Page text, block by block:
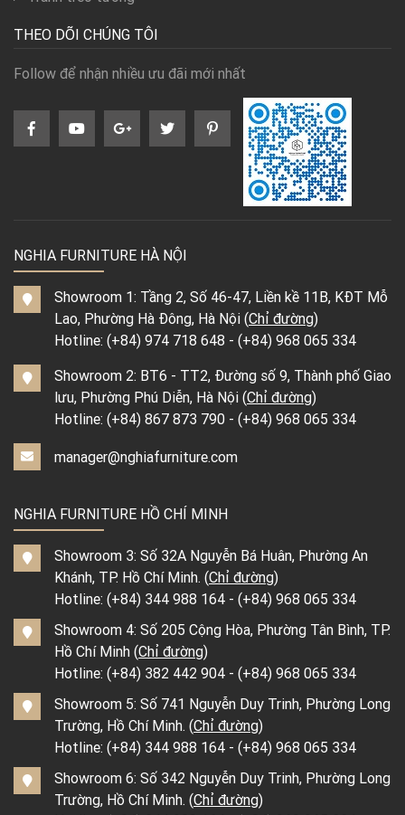
THEO DÕI CHÚNG TÔI
Follow để nhận nhiều ưu đãi mới nhất
NGHIA FURNITURE HÀ NỘI
Showroom 1: Tầng 2, Số 46-47, Liền kề 11B, KĐT Mỗ
Lao, Phường Hà Đông, Hà Nội (Chỉ đường)
Hotline: (+84) 974 718 648 - (+84) 968 065 334
Showroom 2: BT6 - TT2, Đường số 9, Thành phố Giao
lưu, Phường Phú Diễn, Hà Nội (Chỉ đường)
Hotline: (+84) 867 873 790 - (+84) 968 065 334
manager@nghiafurniture.com
NGHIA FURNITURE HỒ CHÍ MINH
Showroom 3: Số 32A Nguyễn Bá Huân, Phường An
Khánh, TP. Hồ Chí Minh. (Chỉ đường)
Hotline: (+84) 344 988 164 - (+84) 968 065 334
Showroom 4: Số 205 Cộng Hòa, Phường Tân Bình, TP.
Hồ Chí Minh (Chỉ đường)
Hotline: (+84) 382 442 904 - (+84) 968 065 334
Showroom 5: Số 741 Nguyễn Duy Trinh, Phường Long
Trường, Hồ Chí Minh. (Chỉ đường)
Hotline: (+84) 344 988 164 - (+84) 968 065 334
Showroom 6: Số 342 Nguyễn Duy Trinh, Phường Long
Trường, Hồ Chí Minh. (Chỉ đường)